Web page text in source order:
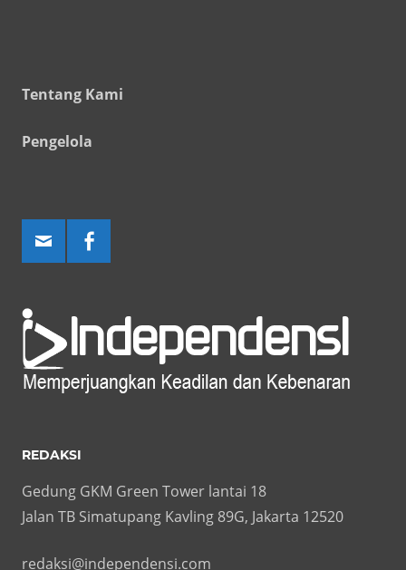
Tentang Kami
Pengelola
REDAKSI
Gedung GKM Green Tower lantai 18
Jalan TB Simatupang Kavling 89G, Jakarta 12520
redaksi@independensi.com